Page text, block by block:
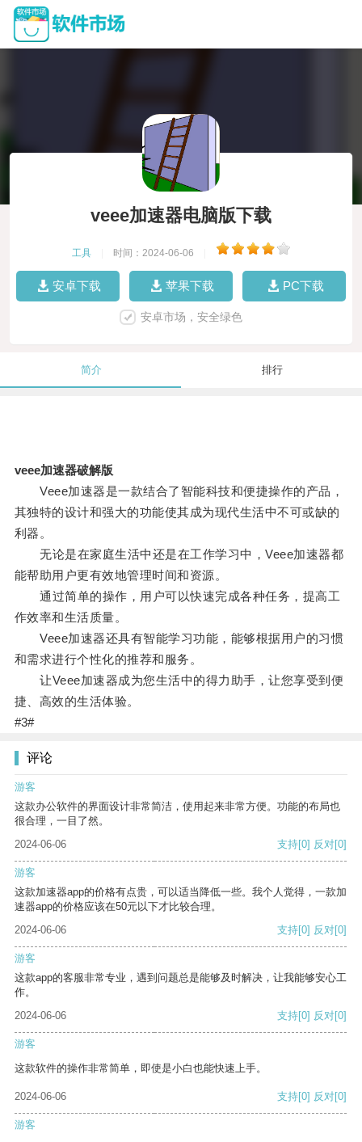
veee加速器电脑版下载
工具 时间：2024-06-06
安卓下载 苹果下载 PC下载
安卓市场，安全绿色
简介 排行
veee加速器破解版
Veee加速器是一款结合了智能科技和便捷操作的产品，
其独特的设计和强大的功能使其成为现代生活中不可或缺的
利器。
无论是在家庭生活中还是在工作学习中，Veee加速器都
能帮助用户更有效地管理时间和资源。
通过简单的操作，用户可以快速完成各种任务，提高工
作效率和生活质量。
Veee加速器还具有智能学习功能，能够根据用户的习惯
和需求进行个性化的推荐和服务。
让Veee加速器成为您生活中的得力助手，让您享受到便
捷、高效的生活体验。
#3#
评论
游客
这款办公软件的界面设计非常简洁，使用起来非常方便。功能的布局也
很合理，一目了然。
2024-06-06
支持[0] 反对[0]
游客
这款加速器app的价格有点贵，可以适当降低一些。我个人觉得，一款加
速器app的价格应该在50元以下才比较合理。
2024-06-06
支持[0] 反对[0]
游客
这款app的客服非常专业，遇到问题总是能够及时解决，让我能够安心工
作。
2024-06-06
支持[0] 反对[0]
游客
这款软件的操作非常简单，即使是小白也能快速上手。
2024-06-06 支持[0] 反对[0]
游客